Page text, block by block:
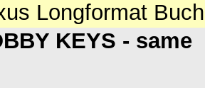
Longformat
KEYS - same